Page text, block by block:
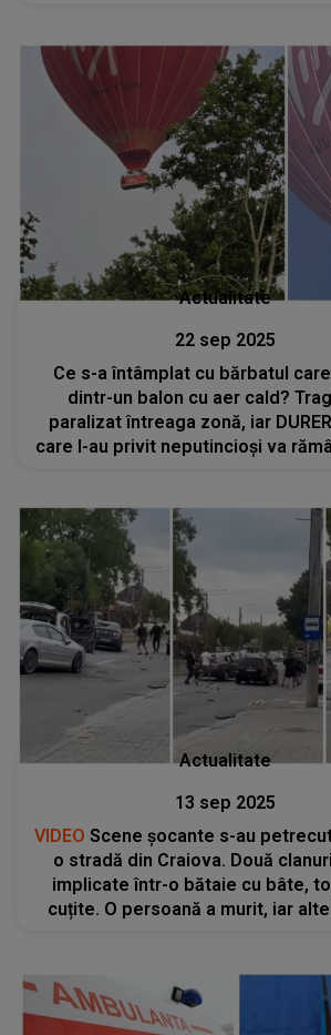
Actualitate
22 sep 2025
Ce s-a întâmplat cu bărbatul
dintr-un balon cu aer cald?
paralizat întreaga zonă, iar
care l-au privit neputincioși va
Actualitate
13 sep 2025
VIDEO Scene șocante s-au
o stradă din Craiova. Două
implicate într-o bătaie cu bâte,
cuțite. O persoană a murit, iar